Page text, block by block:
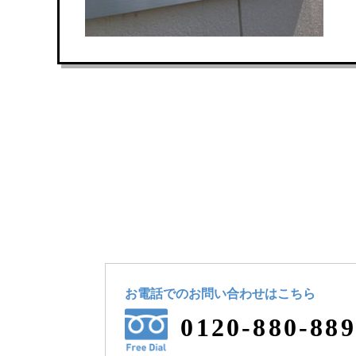
お電話でのお問い合わせはこちら
0120-880-889